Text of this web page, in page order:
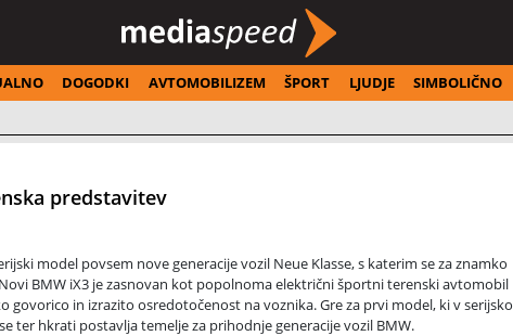
DOGODKI AVTOMOBILIZEM ŠPORT LJUDJE SIMBOLIČNO
predstavitev
model povsem nove generacije vozil Neue Klasse, s katerim se za znamko
BMW iX3 je zasnovan kot popolnoma električni športni terenski avtomobil
in izrazito osredotočenost na voznika. Gre za prvi model, ki v serijsko
ter hkrati postavlja temelje za prihodnje generacije vozil BMW.